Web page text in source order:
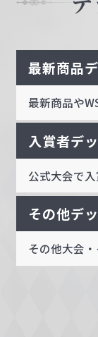
最新商品
最新商品や
入賞者デ
公式大会で
その他デ
その他大会